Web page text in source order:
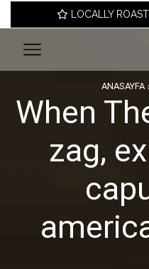
LOCALLY
ANASAYFA
When
zag,